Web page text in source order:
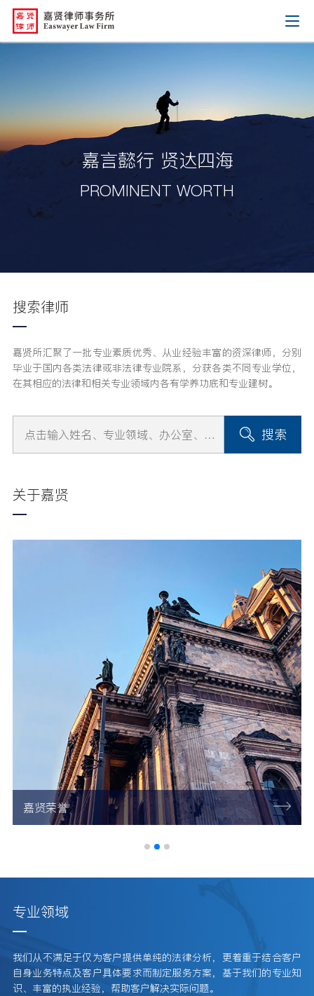
嘉言懿行 贤达四海
PROMINENT WORTH
搜索律师
嘉贤所汇聚了一批专业素质优秀、从业经验丰富的资深律师，分别
毕业于国内各类法律或非法律专业院系，分获各类不同专业学位，
在其相应的法律和相关专业领域内各有学养功底和专业建树。
搜索
关于嘉贤
嘉贤荣誉
专业领域
我们从不满足于仅为客户提供单纯的法律分析，更着重于结合客户
自身业务特点及客户具体要求而制定服务方案，基于我们的专业知
识、丰富的执业经验，帮助客户解决实际问题。